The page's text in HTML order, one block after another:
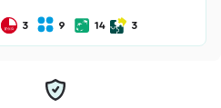
3 9 14 3